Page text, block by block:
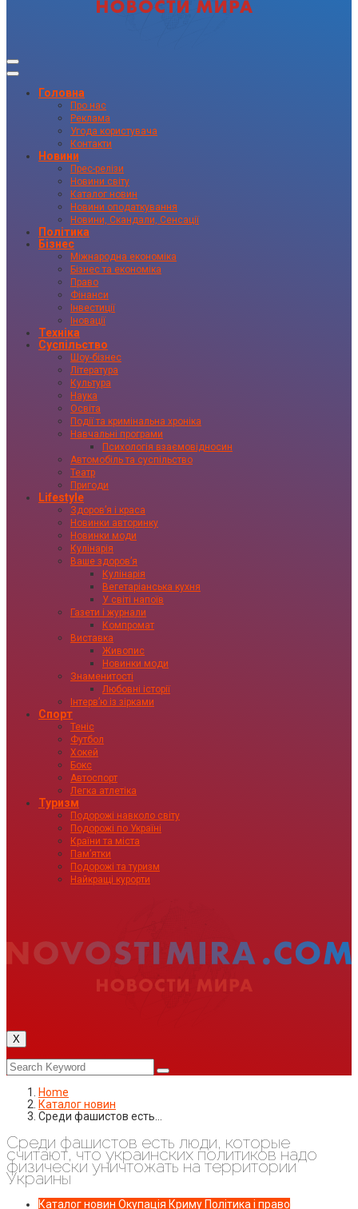
Головна
Про нас
Реклама
Угода користувача
Контакти
Новини
Прес-релізи
Новини світу
Каталог новин
Новини оподаткування
Новини, Скандали, Сенсації
Політика
Бізнес
Міжнародна економіка
Бізнес та економіка
Право
Фінанси
Інвестиції
Іновації
Техніка
Суспільство
Шоу-бізнес
Література
Культура
Наука
Освіта
Події та кримінальна хроніка
Навчальні програми
Психологія взаємовідносин
Автомобіль та суспільство
Театр
Пригоди
Lifestyle
Здоровʼя і краса
Новинки авторинку
Новинки моди
Кулінарія
Ваше здоровʼя
Кулінарія
Вегетаріанська кухня
У світі напоїв
Газети і журнали
Компромат
Виставка
Живопис
Новинки моди
Знаменитості
Любовні історії
Інтервʼю із зірками
Спорт
Теніс
Футбол
Хокей
Бокс
Автоспорт
Легка атлетіка
Туризм
Подорожі навколо світу
Подорожі по Україні
Країни та міста
Пам’ятки
Подорожі та туризм
Найкращі курорти
X
Home
Каталог новин
Среди фашистов есть…
Среди фашистов есть люди, которые
считают, что украинских политиков надо
физически уничтожать на территории
Украины
Каталог новин Окупація КримуПолітика і право